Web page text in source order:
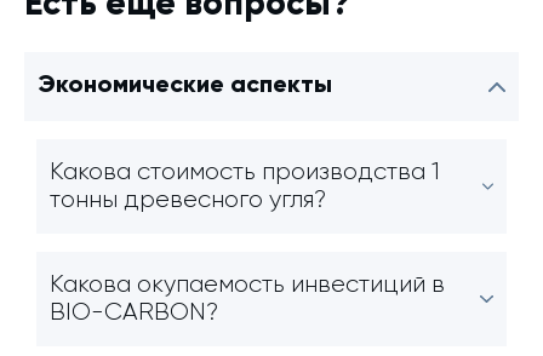
Экономические аспекты
Какова стоимость производства 1
тонны древесного угля?
Какова окупаемость инвестиций в
BIO-CARBON?